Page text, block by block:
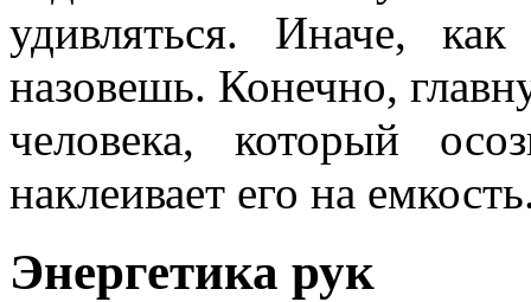
удивляться. Иначе,
назовешь. Конечно,
человека, который
наклеивает его на
Энергетика рук